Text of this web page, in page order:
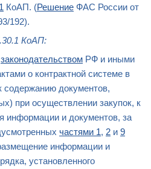
КоАП. (Решение ФАС России от
192).
КоАП:
законодательством РФ и иными
о контрактной системе в
содержанию документов,
при осуществлении закупок, к
информации и документов, за
частями 1, 2 и 9
информации и
установленного